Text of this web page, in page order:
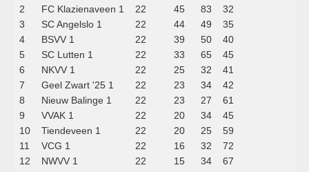
2
FC Klazienaveen 1 22 45 83
32
3
SC Angelslo 1 22 44 49
35
4
BSVV 1 22 39 50
40
5
SC Lutten 1 22 33 65
45
6
NKVV 1 22 25 32
41
7
Geel Zwart '25 1 22 23 34
42
8
Nieuw Balinge 1 22 23 27
61
9
VVAK 1 22 20 34
45
10
Tiendeveen 1 22 20 25
59
11
VCG 1 22 16 32
72
12
NWVV 1 22 15 34 67